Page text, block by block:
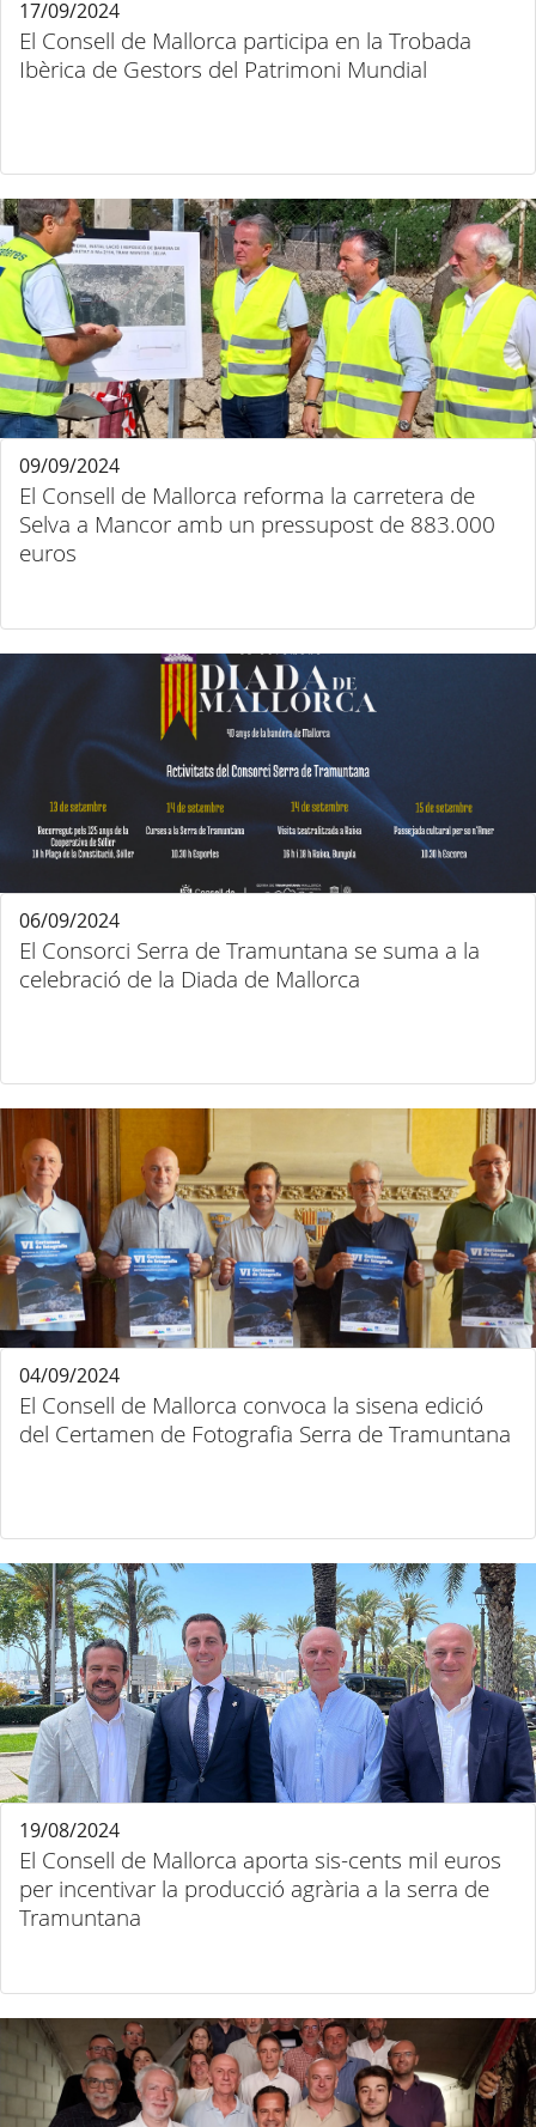
El Consell de Mallorca participa en la Trobada
Ibèrica de Gestors del Patrimoni Mundial
17/09/2024
El Consell de Mallorca reforma la carretera de
Selva a Mancor amb un pressupost de 883.000
euros
09/09/2024
El Consorci Serra de Tramuntana se suma a la
celebració de la Diada de Mallorca
06/09/2024
El Consell de Mallorca convoca la sisena edició
del Certamen de Fotografia Serra de Tramuntana
04/09/2024
El Consell de Mallorca aporta sis-cents mil euros
per incentivar la producció agrària a la serra de
Tramuntana
19/08/2024